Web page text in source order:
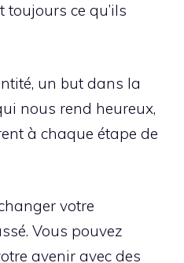
ce qu’ils
un but dans la
nous rend heureux,
à chaque étape de
votre
Vous pouvez
avenir avec des